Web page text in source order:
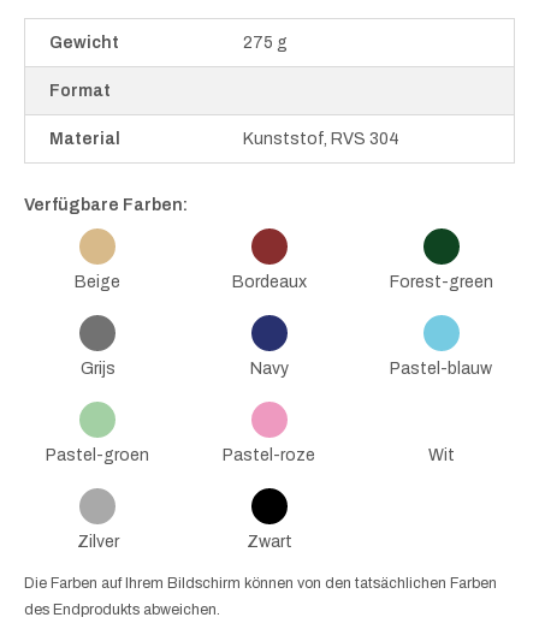
Gewicht 275 g
Format
Material Kunststof, RVS 304
Verfügbare Farben:
Beige Bordeaux Forest-green
Grijs Navy Pastel-blauw
Pastel-groen Pastel-roze Wit
Zilver Zwart
Die Farben auf Ihrem Bildschirm können von den tatsächlichen Farben
des Endprodukts abweichen.